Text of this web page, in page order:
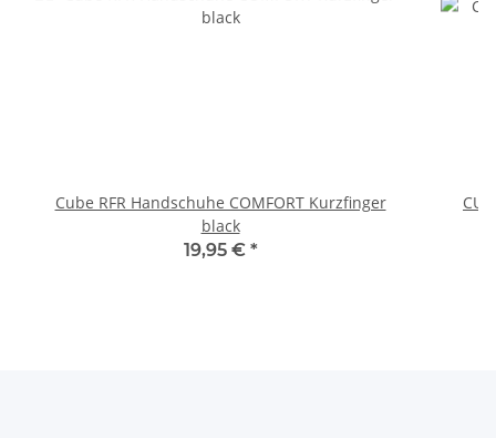
Cube RFR Handschuhe COMFORT Kurzfinger
black
19,95 € *